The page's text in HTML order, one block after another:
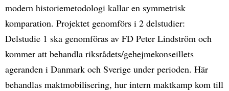
modern historiemetodologi kallar en symmetrisk
komparation. Projektet genomförs i 2 delstudier:
Delstudie 1 ska genomföras av FD Peter Lindström och
kommer att behandla riksrådets/gehejmekonseillets
ageranden i Danmark och Sverige under perioden. Här
behandlas maktmobilisering, hur intern maktkamp kom till